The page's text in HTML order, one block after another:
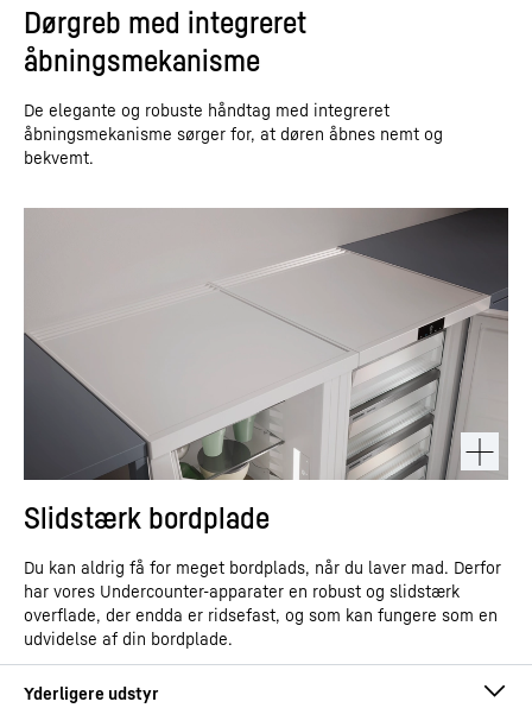
Dørgreb med integreret
åbningsmekanisme
De elegante og robuste håndtag med integreret
åbningsmekanisme sørger for, at døren åbnes nemt og
bekvemt.
Slidstærk bordplade
Du kan aldrig få for meget bordplads, når du laver mad. Derfor
har vores Undercounter-apparater en robust og slidstærk
overflade, der endda er ridsefast, og som kan fungere som en
udvidelse af din bordplade.